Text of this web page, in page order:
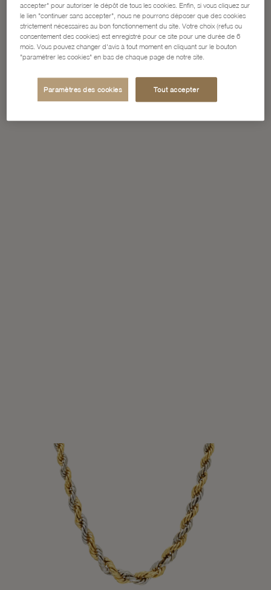
accepter" pour autoriser le dépôt de tous les cookies. Enfin, si vous cliquez sur
le lien "continuer sans accepter", nous ne pourrons déposer que des cookies
strictement nécessaires au bon fonctionnement du site. Votre choix (refus ou
consentement des cookies) est enregistré pour ce site pour une durée de 6
mois. Vous pouvez changer d'avis à tout moment en cliquant sur le bouton
"paramétrer les cookies" en bas de chaque page de notre site.
Paramètres des cookies Tout accepter